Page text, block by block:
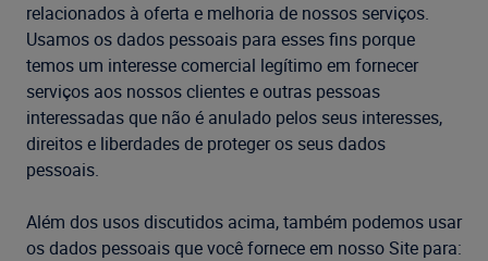
relacionados à oferta e melhoria de nossos serviços.
Usamos os dados pessoais para esses fins porque
temos um interesse comercial legítimo em fornecer
serviços aos nossos clientes e outras pessoas
interessadas que não é anulado pelos seus interesses,
direitos e liberdades de proteger os seus dados
pessoais.
Além dos usos discutidos acima, também podemos usar
os dados pessoais que você fornece em nosso Site para: